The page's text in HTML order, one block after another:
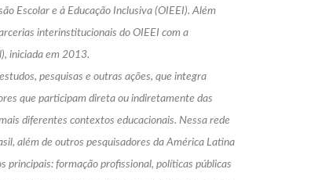
Escolar e à Educação Inclusiva (OIEEI). Além
interinstitucionais do OIEEI com a
iniciada em 2013.
pesquisas e outras ações, que integra
que participam direta ou indiretamente das
diferentes contextos educacionais. Nessa rede
além de outros pesquisadores da América Latina
principais: formação profissional, políticas públicas